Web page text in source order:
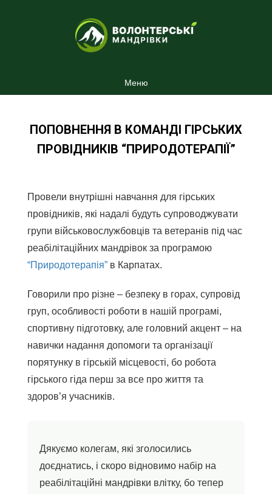
Меню
ПОПОВНЕННЯ В КОМАНДІ ГІРСЬКИХ
ПРОВІДНИКІВ “ПРИРОДОТЕРАПІЇ”
Провели внутрішні навчання для гірських
провідників, які надалі будуть супроводжувати
групи військовослужбовців та ветеранів під час
реабілітаційних мандрівок за програмою
“Природотерапія” в Карпатах.
Говорили про різне – безпеку в горах, супровід
груп, особливості роботи в нашій програмі,
спортивну підготовку, але головний акцент – на
навички надання допомоги та організації
порятунку в гірській місцевості, бо робота
гірського гіда перш за все про життя та
здоров’я учасників.
Дякуємо колегам, які зголосились
доєднатись, і скоро відновимо набір на
реабілітаційні мандрівки влітку, бо тепер